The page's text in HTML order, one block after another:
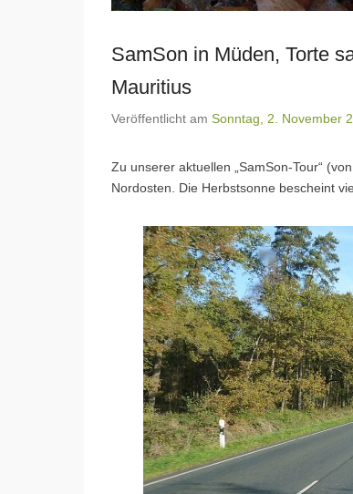
SamSon in Müden, Torte
Mauritius
Veröffentlicht am Sonntag, 2. November
Zu unserer aktuellen „SamSon-Tour“
Nordosten. Die Herbstsonne bescheint